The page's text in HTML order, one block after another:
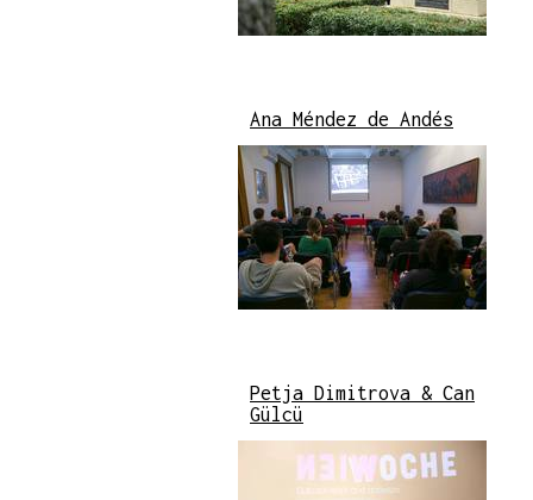
Ana Méndez de Andés
Petja Dimitrova & Can
Gülcü